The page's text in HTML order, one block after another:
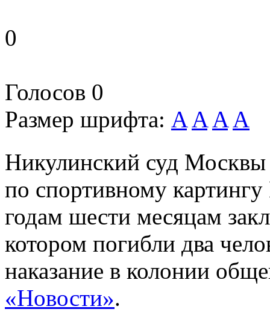
0
Голосов 0
Размер шрифта: A A A A
Никулинский суд
по спортивному
годам шести месяцам
котором погибли два
наказание в колонии
«Новости».